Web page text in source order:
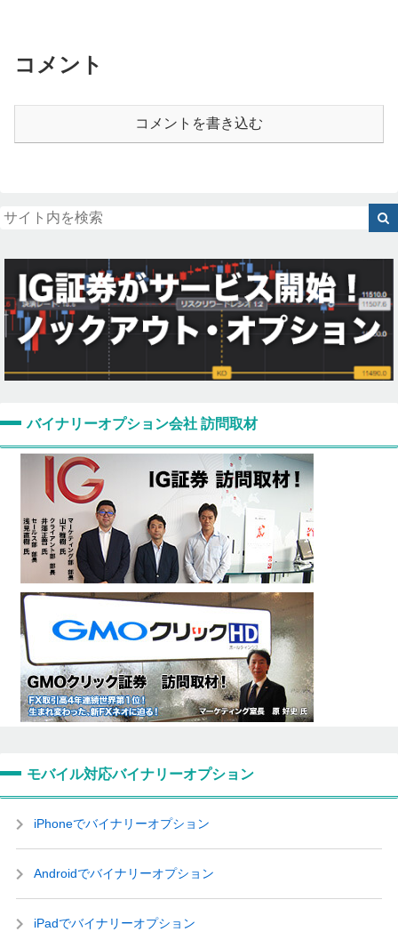
コメント
コメントを書き込む
バイナリーオプション会社 訪問取材
モバイル対応バイナリーオプション
iPhoneでバイナリーオプション
Androidでバイナリーオプション
iPadでバイナリーオプション